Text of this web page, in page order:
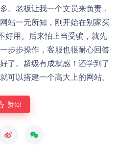
。老板让我一个文员来负责，
站一无所知，刚开始在别家买
好用。后来怕上当受骗，就先
步步操作，客服也很耐心回答
了。超级有成就感！还学到了
可以搭建一个高大上的网站。
赞(0)